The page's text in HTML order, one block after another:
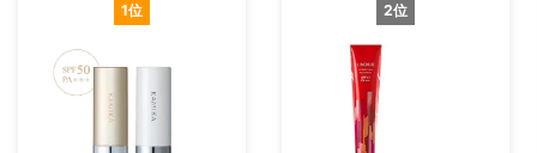
1位 2位